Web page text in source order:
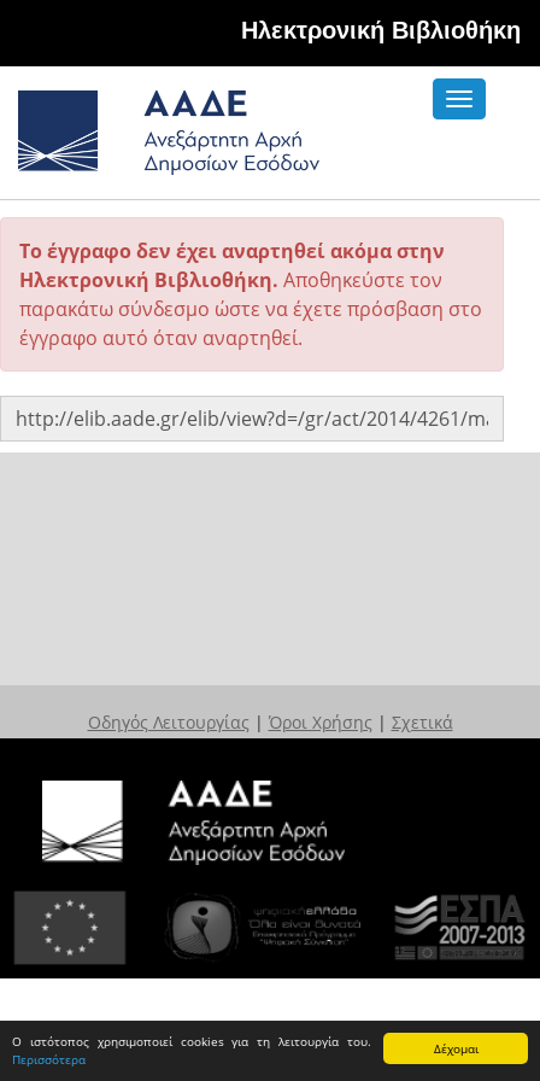
Δέχομαι
Ο ιστότοπος χρησιμοποιεί cookies για τη λειτουργία του.
Περισσότερα
Hλεκτρονική Βιβλιοθήκη
Toggle
Το έγγραφο δεν έχει αναρτηθεί ακόμα στην
Ηλεκτρονική Βιβλιοθήκη. Αποθηκεύστε τον
παρακάτω σύνδεσμο ώστε να έχετε πρόσβαση στο
έγγραφο αυτό όταν αναρτηθεί.
Οδηγός Λειτουργίας | Όροι Χρήσης | Σχετικά